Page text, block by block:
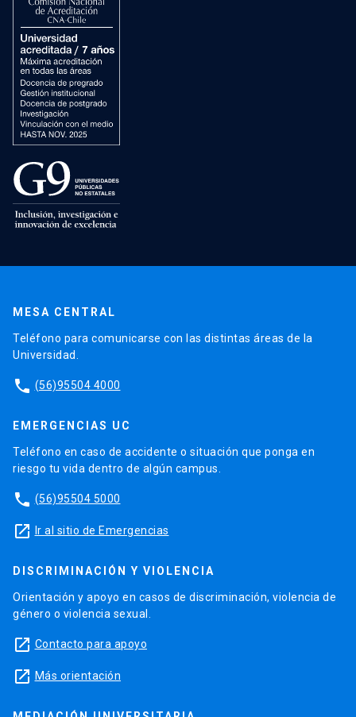
MESA CENTRAL
Teléfono para comunicarse con las distintas áreas de la
Universidad.
phone (56)95504 4000
EMERGENCIAS UC
Teléfono en caso de accidente o situación que ponga en
riesgo tu vida dentro de algún campus.
phone (56)95504 5000
launch Ir al sitio de Emergencias
DISCRIMINACIÓN Y VIOLENCIA
Orientación y apoyo en casos de discriminación, violencia de
género o violencia sexual.
launch Contacto para apoyo
launch Más orientación